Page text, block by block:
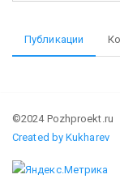
Публикации
©2024 Pozhproekt.ru
Created by Kukharev